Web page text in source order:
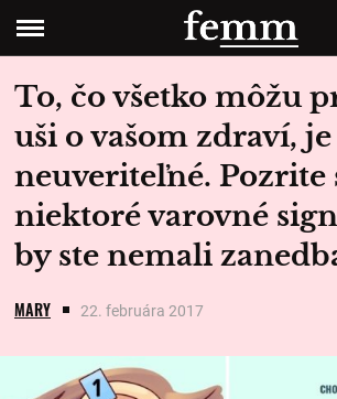
To, čo všetko môžu
uši o vašom zdraví, je
neuveriteľné. Pozrite
niektoré varovné
by ste nemali
MARY 22. februára 2017